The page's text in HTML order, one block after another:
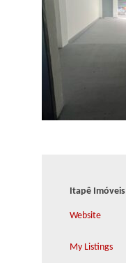
Itapê Imóveis
Website
My Listings